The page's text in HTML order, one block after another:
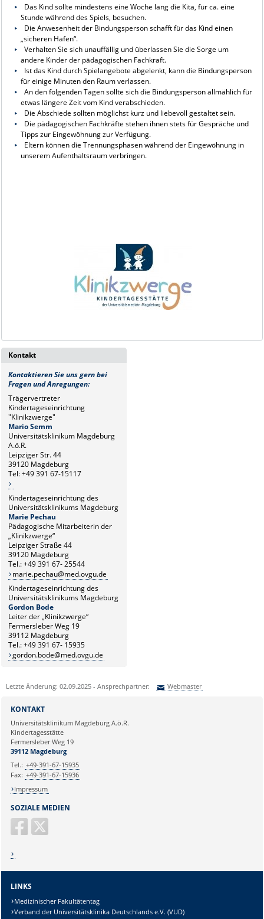
Das Kind sollte mindestens eine Woche lang die Kita, für ca. eine
Stunde während des Spiels, besuchen.
Die Anwesenheit der Bindungsperson schafft für das Kind einen
„sicheren Hafen“.
Verhalten Sie sich unauffällig und überlassen Sie die Sorge um
andere Kinder der pädagogischen Fachkraft.
Ist das Kind durch Spielangebote abgelenkt, kann die Bindungsperson
für einige Minuten den Raum verlassen.
An den folgenden Tagen sollte sich die Bindungsperson allmählich für
etwas längere Zeit vom Kind verabschieden.
Die Abschiede sollten möglichst kurz und liebevoll gestaltet sein.
Die pädagogischen Fachkräfte stehen ihnen stets für Gespräche und
Tipps zur Eingewöhnung zur Verfügung.
Eltern können die Trennungsphasen während der Eingewöhnung in
unserem Aufenthaltsraum verbringen.
Kontakt
Kontaktieren Sie uns gern bei
Fragen und Anregungen:
Trägervertreter
Kindertageseinrichtung
"Klinikzwerge"
Mario Semm
Universitätsklinikum Magdeburg
A.ö.R.
Leipziger Str. 44
39120 Magdeburg
Tel: +49 391 67-15117
Kindertageseinrichtung des
Universitätsklinikums Magdeburg
Marie Pechau
Pädagogische Mitarbeiterin der
„Klinikzwerge“
Leipziger Straße 44
39120 Magdeburg
Tel.: +49 391 67- 25544
marie.pechau@med.ovgu.de
Kindertageseinrichtung des
Universitätsklinikums Magdeburg
Gordon Bode
Leiter der „Klinikzwerge“
Fermersleber Weg 19
39112 Magdeburg
Tel.: +49 391 67- 15935
gordon.bode@med.ovgu.de
Letzte Änderung: 02.09.2025 - Ansprechpartner: Webmaster
Ihre E-Mailadresse:
Ihr Anliegen:
SOZIALE MEDIEN
KONTAKT
Universitätsklinikum Magdeburg A.ö.R.
Kindertagesstätte
Fermersleber Weg 19
39112 Magdeburg
Tel.: +49-391-67-15935
Fax: +49-391-67-15936
Impressum
LINKS
Medizinischer Fakultätentag
Verband der Universitätsklinika Deutschlands e.V. (VUD)